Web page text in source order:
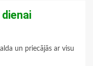
un priecājās ar visu